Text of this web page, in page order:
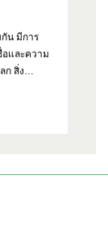
น มีการ
และความ
ก สิ่ง
รัทธา และ
ของคนใน